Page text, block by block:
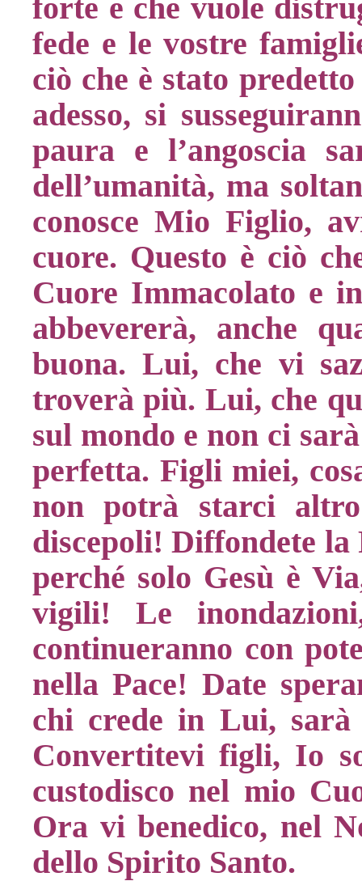
forte e che vuole
fede e le vostre
ciò che è stato
adesso, si
paura e l’angoscia
dell’umanità, ma
conosce Mio Figlio,
cuore. Questo è ciò
Cuore Immacolato e
abbevererà, anche
buona. Lui, che vi
troverà più. Lui, che
sul mondo e non ci
perfetta. Figli miei,
non potrà starci
discepoli! Diffondete la
perché solo Gesù è
vigili! Le
continueranno con
nella Pace! Date
chi crede in Lui,
Convertitevi figli, Io
custodisco nel mio
Ora vi benedico, nel
dello Spirito Santo.